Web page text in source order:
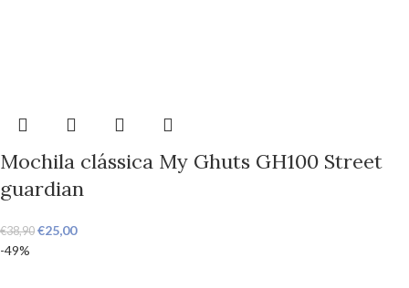
Mochila clássica My Ghuts GH100 Street
guardian
€38,90 €25,00
-49%